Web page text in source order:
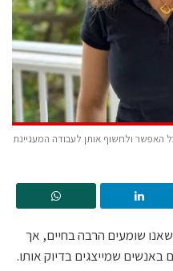
האפשר ולחשוף אותן לעבודה המעניינת
שומעים הרבה בחיים, אך
באנשים שמייצגים בדיוק אותו.